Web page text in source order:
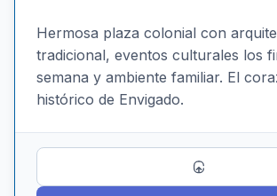
Hermosa plaza colonial con
tradicional, eventos culturales los
semana y ambiente familiar. El
histórico de Envigado.
Compartir